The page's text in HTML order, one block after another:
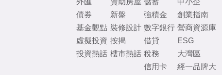
債券
基金觀點
虛擬投資
投資熱話
新盤
裝修設計
按揭
樓市熱話
強積金
數字銀行
借貸
稅務
信用卡
創業指南
營商資源庫
ESG
大灣區
經一品牌大